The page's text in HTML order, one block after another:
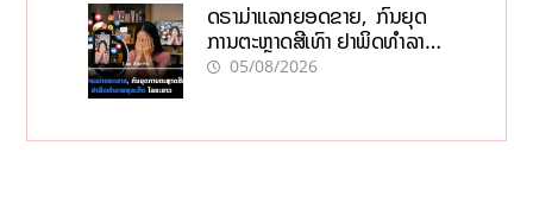
ດຣາມ່າແລກຍອດຂາຍ, ກົນຍຸດ
ການຕະຫຼາດສີເທົາ ຢາພິດທຳລາຍ
ທຸລະກິດ ໄລຍະຍາວ
05/08/2026